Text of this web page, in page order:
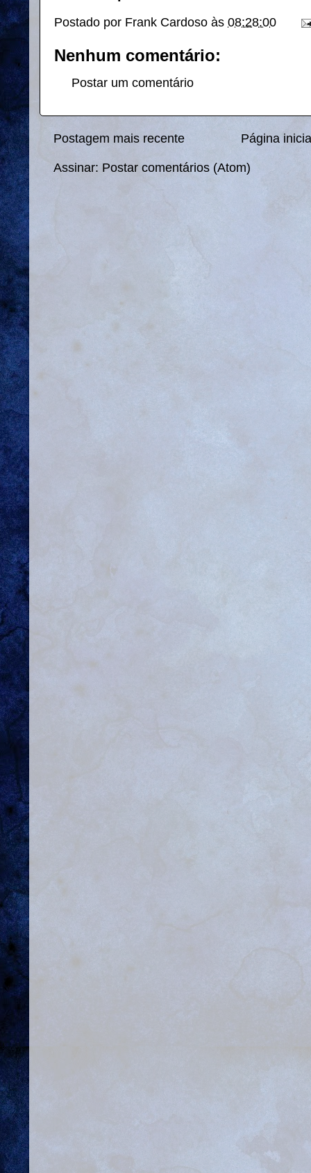
Postado por Frank Cardoso às 08:28:00
Nenhum comentário:
Postar um comentário
Postagem mais recente Página
Assinar: Postar comentários (Atom)